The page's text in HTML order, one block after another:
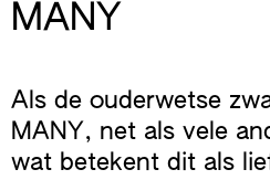
MANY
Als de ouderwetse
MANY, net als vele
wat betekent dit als